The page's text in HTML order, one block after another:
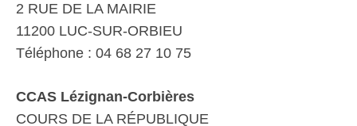
2 RUE DE LA MAIRIE
11200 LUC-SUR-ORBIEU
Téléphone : 04 68 27 10 75
CCAS Lézignan-Corbières
COURS DE LA RÉPUBLIQUE